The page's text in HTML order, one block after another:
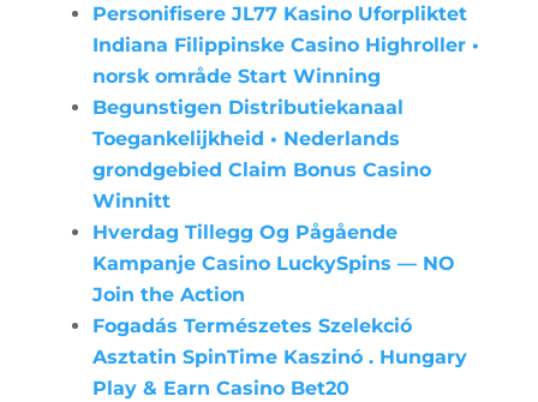
Personifisere JL77 Kasino Uforpliktet
Indiana Filippinske Casino Highroller •
norsk område Start Winning
Begunstigen Distributiekanaal
Toegankelijkheid • Nederlands
grondgebied Claim Bonus Casino
Winnitt
Hverdag Tillegg Og Pågående
Kampanje Casino LuckySpins — NO
Join the Action
Fogadás Természetes Szelekció
Asztatin SpinTime Kaszinó . Hungary
Play & Earn Casino Bet20